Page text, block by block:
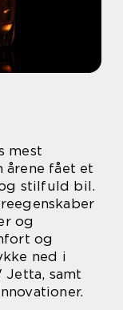
mest
fået et
stilfuld bil.
og
og
ned i
samt